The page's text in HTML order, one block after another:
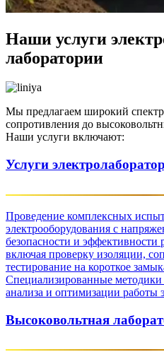
Наши услуги
лаборатории
Мы предлагаем широкий спектр
сопротивления до
Наши услуги включают:
Услуги
Проведение комплексных
электрооборудования с
безопасности и эффективности
включая проверку изоляции,
тестирование на короткое
Специализированные методики
анализа и оптимизации работы
Высоковольтная